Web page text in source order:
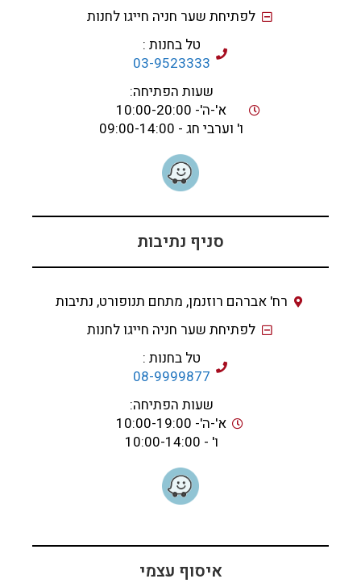
לפתיחת שער חניה חייגו לחנות
טל בחנות :
03-9523333
שעות הפתיחה:
א'-ה'- 10:00-20:00
ו' וערבי חג - 09:00-14:00
סניף נתיבות
רח' אברהם רוזנמן, מתחם תנופורט, נתיבות
לפתיחת שער חניה חייגו לחנות
טל בחנות :
08-9999877
שעות הפתיחה:
א'-ה'- 10:00-19:00
ו' - 10:00-14:00
איסוף עצמי